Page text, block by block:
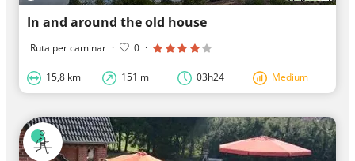
In and around the old house
Ruta per caminar · 0 ·
15,8 km 151 m 03h24 Medium